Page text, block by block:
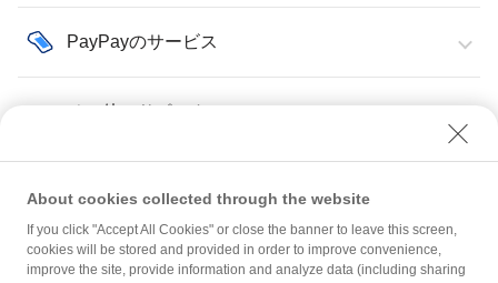
PayPayのサービス
その他・サポート
PayPayのサービス PayPay資金調達
About cookies collected through the website
If you click "Accept All Cookies" or close the banner to leave this screen,
cookies will be stored and provided in order to improve convenience,
improve the site, provide information and analyze data (including sharing